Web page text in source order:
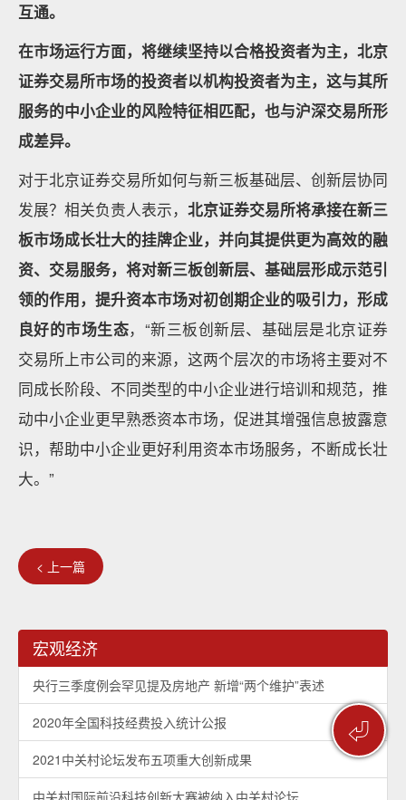
⏎
互通。
在市场运行方面，将继续坚持以合格投资者为主，北京
证券交易所市场的投资者以机构投资者为主，这与其所
服务的中小企业的风险特征相匹配，也与沪深交易所形
成差异。
对于北京证券交易所如何与新三板基础层、创新层协同
发展？相关负责人表示， 北京证券交易所将承接在新三
板市场成长壮大的挂牌企业，并向其提供更为高效的融
资、交易服务，将对新三板创新层、基础层形成示范引
领的作用，提升资本市场对初创期企业的吸引力，形成
良好的市场生态，“新三板创新层、基础层是北京证券
交易所上市公司的来源，这两个层次的市场将主要对不
同成长阶段、不同类型的中小企业进行培训和规范，推
动中小企业更早熟悉资本市场，促进其增强信息披露意
识，帮助中小企业更好利用资本市场服务，不断成长壮
大。”
< 上一篇
宏观经济
央行三季度例会罕见提及房地产 新增“两个维护”表述
2020年全国科技经费投入统计公报
2021中关村论坛发布五项重大创新成果
中关村国际前沿科技创新大赛被纳入中关村论坛